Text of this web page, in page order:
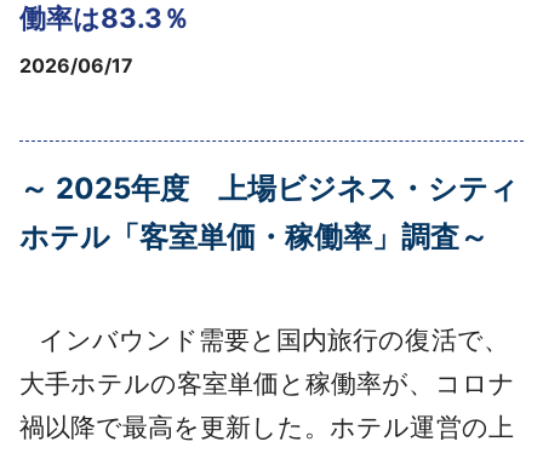
商品・サービス
よくあるご質問
働率は83.3％
2026/06/17
～ 2025年度 上場ビジネス・シティ
ホテル「客室単価・稼働率」調査～
インバウンド需要と国内旅行の復活で、
大手ホテルの客室単価と稼働率が、コロナ
禍以降で最高を更新した。ホテル運営の上